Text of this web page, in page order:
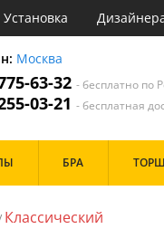
Установка
Москва
63-32- бесплатно по
03-21- бесплатная
Золото
БРА
Классический